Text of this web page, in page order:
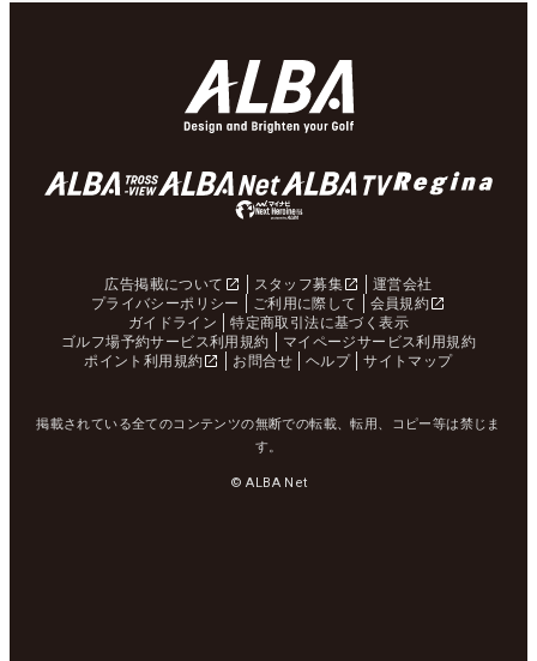
広告掲載について スタッフ募集
運営会社
プライバシーポリシー
ご利用に際して
会員規約
ガイドライン
特定商取引法に基づく表示
ゴルフ場予約サービス利用規約
マイページサービス利用規約
ポイント利用規約
お問合せ ヘルプ サイトマップ
掲載されている全てのコンテンツの無断での転載、転用、コピー等は禁じま
す。
© ALBA Net